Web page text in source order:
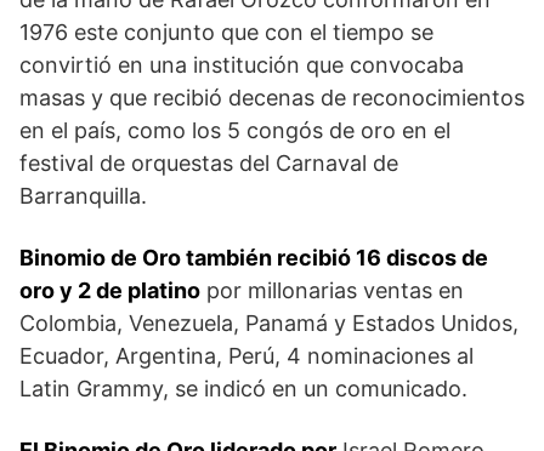
1976 este conjunto que con el tiempo se
convirtió en una institución que convocaba
masas y que recibió decenas de reconocimientos
en el país, como los 5 congós de oro en el
festival de orquestas del Carnaval de
Barranquilla.
Binomio de Oro también recibió 16 discos de
oro y 2 de platino por millonarias ventas en
Colombia, Venezuela, Panamá y Estados Unidos,
Ecuador, Argentina, Perú, 4 nominaciones al
Latin Grammy, se indicó en un comunicado.